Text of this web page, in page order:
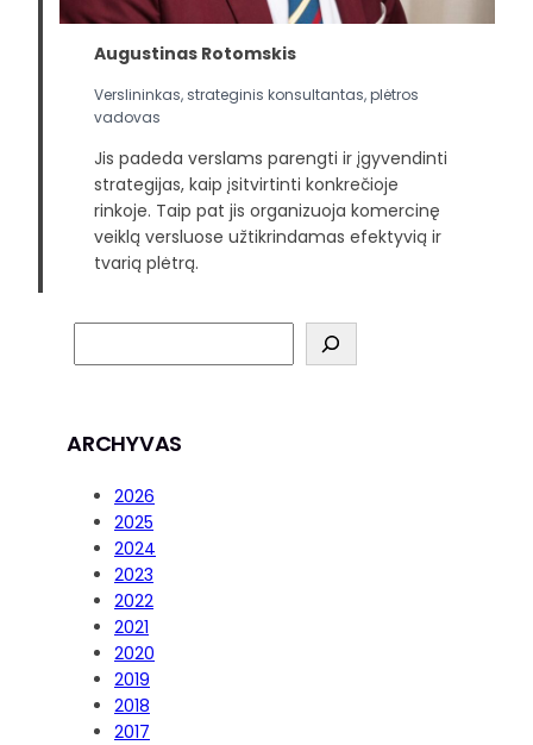
Augustinas Rotomskis
Verslininkas, strateginis konsultantas, plėtros
vadovas
Jis padeda verslams parengti ir įgyvendinti
strategijas, kaip įsitvirtinti konkrečioje
rinkoje. Taip pat jis organizuoja komercinę
veiklą versluose užtikrindamas efektyvią ir
tvarią plėtrą.
ARCHYVAS
2026
2025
2024
2023
2022
2021
2020
2019
2018
2017